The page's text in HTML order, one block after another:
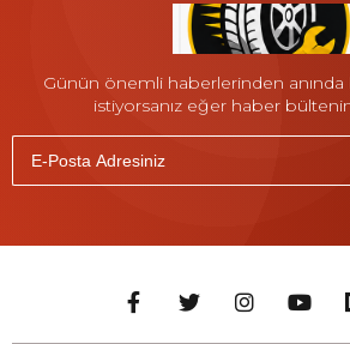
Günün önemli haberlerinden
istiyorsanız eğer haber